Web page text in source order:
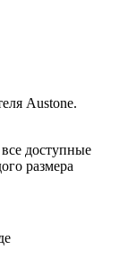
Austone.
доступные
размера